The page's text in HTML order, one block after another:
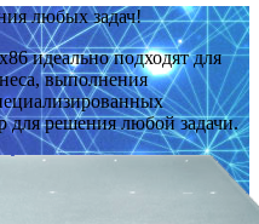
любых задач!
идеально подходят для
выполнения
для решения любой задачи.